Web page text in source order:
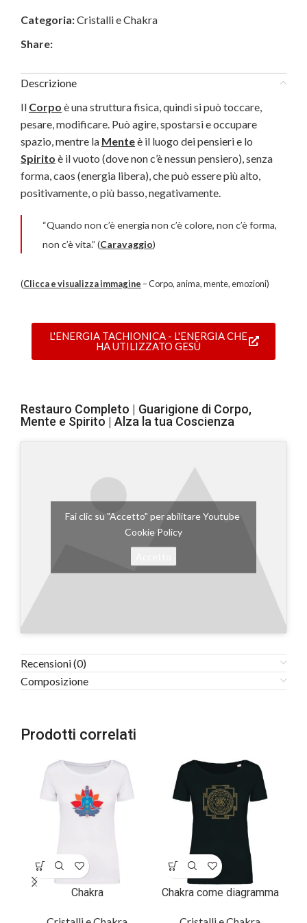
Categoria:Cristalli e Chakra
Share:
Descrizione
Il Corpo è una struttura fisica, quindi si può toccare,
pesare, modificare. Può agire, spostarsi e occupare
spazio, mentre la Menteè il luogo dei pensieri e lo
Spirito è il vuoto (dove non c’è nessun pensiero), senza
forma, caos (energia libera), che può essere più alto,
positivamente, o più basso, negativamente.
“Quando non c’è energia non c’è colore, non c’è forma,
non c’è vita.” (Caravaggio)
(Clicca e visualizza immagine – Corpo, anima, mente, emozioni)
L'ENERGIA TACHIONICA - L'ENERGIA CHE
HA UTILIZZATO GESÙ
Restauro Completo | Guarigione di Corpo,
Mente e Spirito | Alza la tua Coscienza
Fai clic su "Accetto" per abilitare Youtube
Cookie Policy
Recensioni (0)
Composizione
Prodotti correlati
Chakra Chakra come diagramma